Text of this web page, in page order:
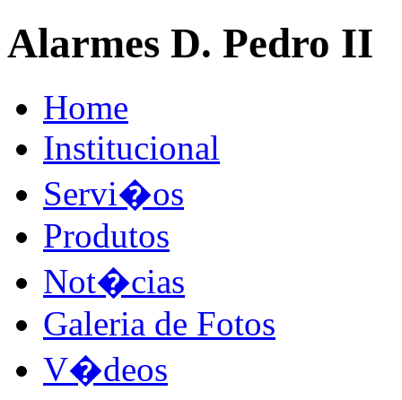
Alarmes D. Pedro II
Home
Institucional
Servi�os
Produtos
Not�cias
Galeria de Fotos
V�deos